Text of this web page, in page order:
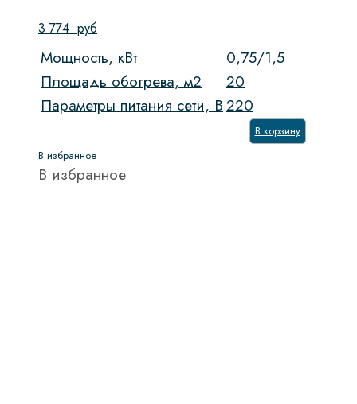
3 774 руб
Мощность, кВт
0,75/1,5
Площадь обогрева, м2
20
Параметры питания сети, В220
В корзину
В избранное
В избранное